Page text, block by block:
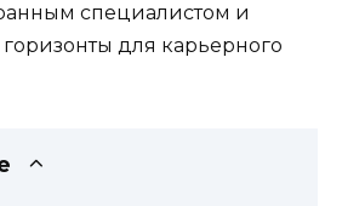
специалистом и
для карьерного